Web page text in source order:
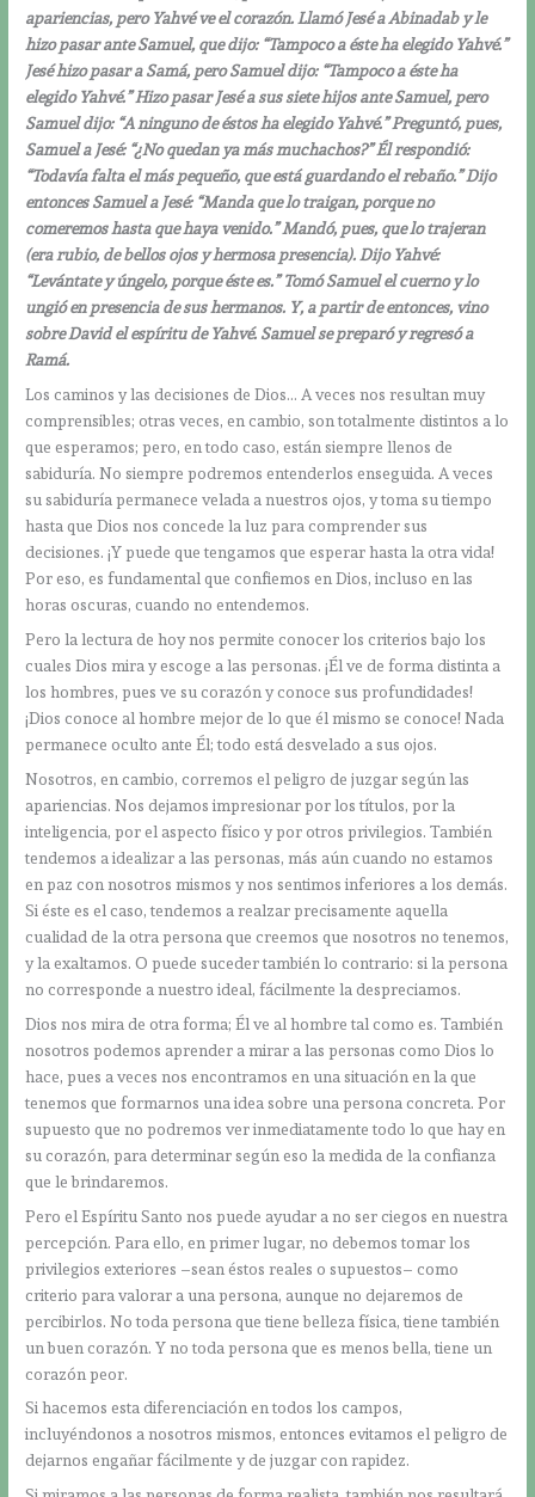
apariencias, pero Yahvé ve el corazón. Llamó Jesé a Abinadab y le
hizo pasar ante Samuel, que dijo: “Tampoco a éste ha elegido Yahvé.”
Jesé hizo pasar a Samá, pero Samuel dijo: “Tampoco a éste ha
elegido Yahvé.” Hizo pasar Jesé a sus siete hijos ante Samuel, pero
Samuel dijo: “A ninguno de éstos ha elegido Yahvé.” Preguntó, pues,
Samuel a Jesé: “¿No quedan ya más muchachos?” Él respondió:
“Todavía falta el más pequeño, que está guardando el rebaño.” Dijo
entonces Samuel a Jesé: “Manda que lo traigan, porque no
comeremos hasta que haya venido.” Mandó, pues, que lo trajeran
(era rubio, de bellos ojos y hermosa presencia). Dijo Yahvé:
“Levántate y úngelo, porque éste es.” Tomó Samuel el cuerno y lo
ungió en presencia de sus hermanos. Y, a partir de entonces, vino
sobre David el espíritu de Yahvé. Samuel se preparó y regresó a
Ramá.
Los caminos y las decisiones de Dios… A veces nos resultan muy
comprensibles; otras veces, en cambio, son totalmente distintos a lo
que esperamos; pero, en todo caso, están siempre llenos de
sabiduría. No siempre podremos entenderlos enseguida. A veces
su sabiduría permanece velada a nuestros ojos, y toma su tiempo
hasta que Dios nos concede la luz para comprender sus
decisiones. ¡Y puede que tengamos que esperar hasta la otra vida!
Por eso, es fundamental que confiemos en Dios, incluso en las
horas oscuras, cuando no entendemos.
Pero la lectura de hoy nos permite conocer los criterios bajo los
cuales Dios mira y escoge a las personas. ¡Él ve de forma distinta a
los hombres, pues ve su corazón y conoce sus profundidades!
¡Dios conoce al hombre mejor de lo que él mismo se conoce! Nada
permanece oculto ante Él; todo está desvelado a sus ojos.
Nosotros, en cambio, corremos el peligro de juzgar según las
apariencias. Nos dejamos impresionar por los títulos, por la
inteligencia, por el aspecto físico y por otros privilegios. También
tendemos a idealizar a las personas, más aún cuando no estamos
en paz con nosotros mismos y nos sentimos inferiores a los demás.
Si éste es el caso, tendemos a realzar precisamente aquella
cualidad de la otra persona que creemos que nosotros no tenemos,
y la exaltamos. O puede suceder también lo contrario: si la persona
no corresponde a nuestro ideal, fácilmente la despreciamos.
Dios nos mira de otra forma; Él ve al hombre tal como es. También
nosotros podemos aprender a mirar a las personas como Dios lo
hace, pues a veces nos encontramos en una situación en la que
tenemos que formarnos una idea sobre una persona concreta. Por
supuesto que no podremos ver inmediatamente todo lo que hay en
su corazón, para determinar según eso la medida de la confianza
que le brindaremos.
Pero el Espíritu Santo nos puede ayudar a no ser ciegos en nuestra
percepción. Para ello, en primer lugar, no debemos tomar los
privilegios exteriores –sean éstos reales o supuestos– como
criterio para valorar a una persona, aunque no dejaremos de
percibirlos. No toda persona que tiene belleza física, tiene también
un buen corazón. Y no toda persona que es menos bella, tiene un
corazón peor.
Si hacemos esta diferenciación en todos los campos,
incluyéndonos a nosotros mismos, entonces evitamos el peligro de
dejarnos engañar fácilmente y de juzgar con rapidez.